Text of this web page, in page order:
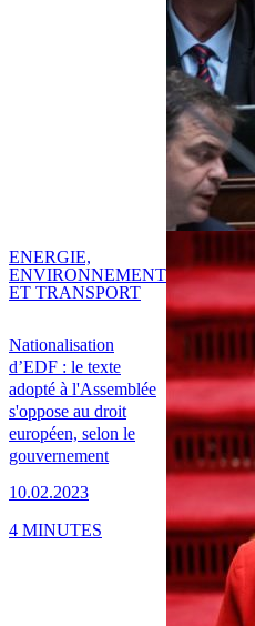
Nationalisation
d’EDF : le texte
adopté à l'Assemblée
s'oppose au droit
européen, selon le
gouvernement
10.02.2023
ENERGIE,
ENVIRONNEMENT
ET TRANSPORT
4 MINUTES